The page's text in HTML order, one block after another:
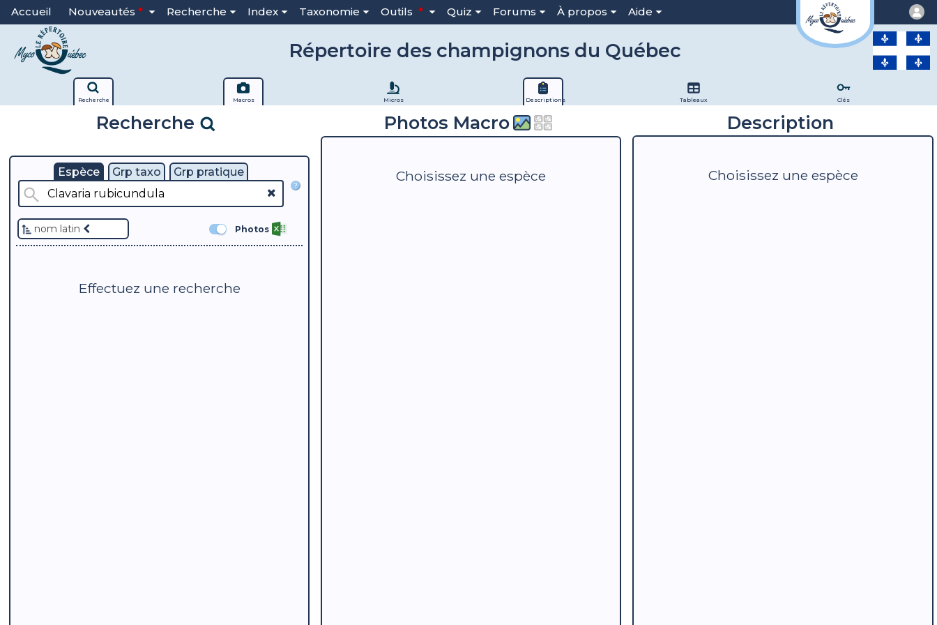
Accueil Nouveautés Recherche Index Taxonomie Outils Quiz Forums À propos Aide
Répertoire des champignons du Québec
Recherche Macros Micros Descriptions Tableaux Clés
Recherche
Espèce Grp taxo Grp pratique
?
nom latin Photos
Effectuez une recherche
Photos Macro
Choisissez une espèce
Description
Choisissez une espèce